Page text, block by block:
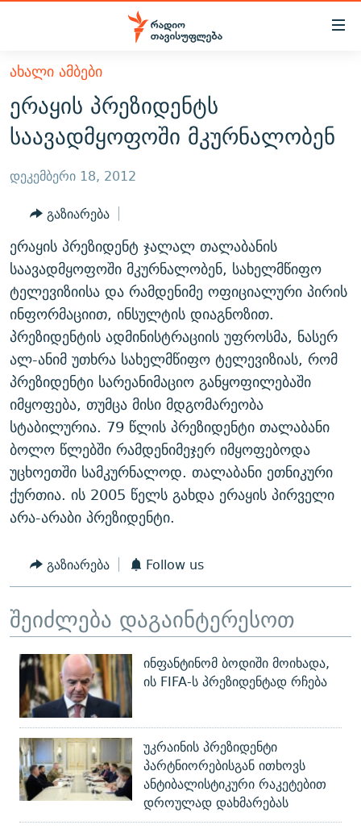
Accessibility
მთავარ
შინაარსზე
დაბრუნება
მთავარ
დაბრუნება
ძიებაზე
დაბრუნება
ᲐᲮᲐᲚᲘ ᲐᲛᲑᲔᲑᲘ
ᲗᲔᲛᲔᲑᲘ
ᲞᲝᲚᲘᲢᲘᲙᲐ
ᲔᲙᲝᲜᲝᲛᲘᲙᲐ
ᲡᲐᲖᲝᲒᲐᲓᲝᲔᲑᲐ
ᲡᲞᲝᲠᲢᲘ
ᲕᲘᲓᲔᲝ
ᲑᲚᲝᲒᲔᲑᲘ
ᲞᲝᲓᲙᲐᲡᲢᲔᲑᲘ
ᲜᲘᲙᲝᲡ ᲞᲝᲓᲙᲐᲡᲢᲘ
60 ᲓᲔᲪᲘᲑᲔᲚᲘ
ᲒᲐᲜᲙᲘᲗᲮᲕᲘᲡ ᲓᲦᲔ
ᲓᲘᲚᲘᲡ ᲡᲐᲣᲑᲠᲔᲑᲘ
ᲛᲝᲚᲐᲞᲐᲠᲐᲙᲔ ᲢᲔᲥᲡᲢᲔᲑᲘ
ᲨᲘᲜ - ᲣᲪᲮᲝᲔᲗᲨᲘ
ᲚᲘᲢᲔᲠᲐᲢᲣᲠᲣᲚᲘ ᲬᲐᲮᲜᲐᲒᲔᲑᲘ
ᲐᲛᲔᲠᲘᲙᲣᲚᲘ ᲛᲝᲗᲮᲠᲝᲑᲐ
ᲘᲛᲞᲔᲠᲘᲐ ᲓᲐ ᲠᲐᲓᲘᲝ
ᲗᲐᲕᲘᲡᲣᲤᲚᲔᲑᲘᲡ ᲛᲝᲜᲘᲢᲝᲠᲘ
ᲤᲔᲜᲝᲕᲐᲜᲘ - 2.10
ᲗᲥᲕᲔᲜᲘ ᲞᲣᲑᲚᲘᲙᲐᲪᲘᲔᲑᲘ
ᲞᲠᲝᲔᲥᲢᲔᲑᲘ
ᲣᲙᲠᲐᲘᲜᲐᲨᲘ ᲓᲐᲦᲣᲞᲣᲚᲘ ᲥᲐᲠᲗᲕᲔᲚᲘ ᲛᲔᲑᲠᲫᲝᲚᲔᲑᲘ - 2022
ᲓᲐᲛᲝᲣᲙᲘᲓᲔᲑᲚᲝᲑᲘᲡ 100 ᲬᲔᲚᲘ
ᲩᲔᲛᲘ ᲡᲘᲙᲕᲓᲘᲚᲘᲡ ᲛᲘᲖᲔᲖᲘᲐ COVID-19
11 ᲬᲔᲚᲘ - 11 ᲐᲛᲑᲐᲕᲘ
ᲡᲐᲞᲐᲠᲚᲐᲛᲔᲜᲢᲝ ᲐᲠᲩᲔᲕᲜᲔᲑᲘᲡ ᲘᲡᲢᲝᲠᲘᲐ
ᲑᲐᲕᲨᲕᲔᲑᲘ ᲞᲠᲝᲡᲢᲘᲢᲣᲪᲘᲐᲨᲘ - ᲐᲛᲝᲣᲗᲥᲛᲔᲚᲘ ᲐᲛᲑᲐᲕᲘ
5 ᲐᲛᲑᲐᲕᲘ - 20 ᲘᲕᲜᲘᲡᲡ ᲓᲐᲨᲐᲕᲔᲑᲣᲚᲔᲑᲘ
ᲐᲒᲕᲘᲡᲢᲝᲡ ᲝᲛᲘ
ЭХО КАВКАЗА
ᲒᲐᲛᲝᲘᲬᲔᲠᲔ
რთე/რთ-ის ყველა საიტი
ᲐᲮᲐᲚᲘ ᲐᲛᲑᲔᲑᲘ
ერაყის პრეზიდენტს
საავადმყოფოში მკურნალობენ
დეკემბერი 18, 2012
გაზიარება
ერაყის პრეზიდენტ ჯალალ თალაბანის
საავადმყოფოში მკურნალობენ, სახელმწიფო
ტელევიზიისა და რამდენიმე ოფიციალური პირის
ინფორმაციით, ინსულტის დიაგნოზით.
პრეზიდენტის ადმინისტრაციის უფროსმა, ნასერ
ალ-ანიმ უთხრა სახელმწიფო ტელევიზიას, რომ
პრეზიდენტი სარეანიმაციო განყოფილებაში
იმყოფება, თუმცა მისი მდგომარეობა
სტაბილურია. 79 წლის პრეზიდენტი თალაბანი
ბოლო წლებში რამდენიმეჯერ იმყოფებოდა
უცხოეთში სამკურნალოდ. თალაბანი ეთნიკური
ქურთია. ის 2005 წელს გახდა ერაყის პირველი
არა-არაბი პრეზიდენტი.
გაზიარება Follow us
შეიძლება დაგაინტერესოთ
ინფანტინომ ბოდიში მოიხადა,
ის FIFA-ს პრეზიდენტად რჩება
უკრაინის პრეზიდენტი
პარტნიორებისგან ითხოვს
ანტიბალისტიკური რაკეტებით
დროულად დახმარებას